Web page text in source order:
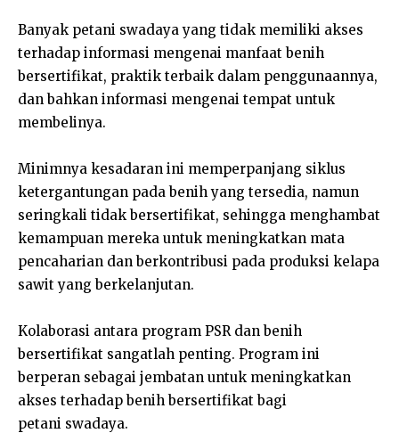
Banyak petani swadaya yang tidak memiliki akses
terhadap informasi mengenai manfaat benih
bersertifikat, praktik terbaik dalam penggunaannya,
dan bahkan informasi mengenai tempat untuk
membelinya.
Minimnya kesadaran ini memperpanjang siklus
ketergantungan pada benih yang tersedia, namun
seringkali tidak bersertifikat, sehingga menghambat
kemampuan mereka untuk meningkatkan mata
pencaharian dan berkontribusi pada produksi kelapa
sawit yang berkelanjutan.
Kolaborasi antara program PSR dan benih
bersertifikat sangatlah penting. Program ini
berperan sebagai jembatan untuk meningkatkan
akses terhadap benih bersertifikat bagi
petani swadaya.